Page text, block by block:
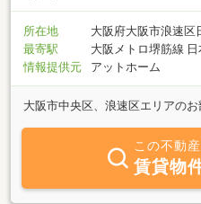
所在地
大阪府大阪市浪速区
最寄駅
大阪メトロ堺筋線
情報提供元
アットホーム
大阪市中央区、浪速区エリアのお
この不動
賃貸物